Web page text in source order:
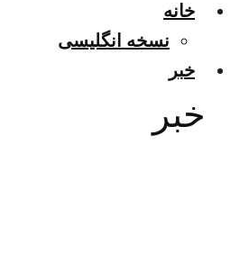
خانه
نسخه انگلیسی
خبر
خبر